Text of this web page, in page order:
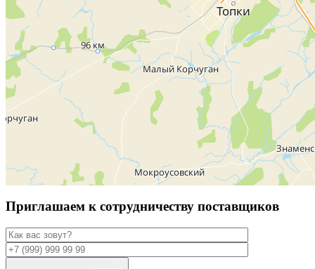
Приглашаем к сотрудничеству поставщиков